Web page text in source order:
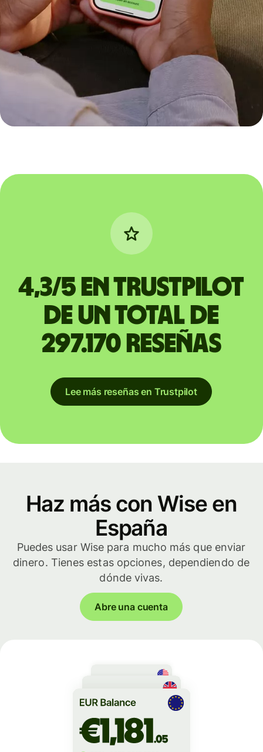
4,3/5 en Trustpilot
de un total de
297.170 reseñas
Lee más reseñas en Trustpilot
Haz más con Wise en
España
Puedes usar Wise para mucho más que enviar
dinero. Tienes estas opciones, dependiendo de
dónde vivas.
Abre una cuenta